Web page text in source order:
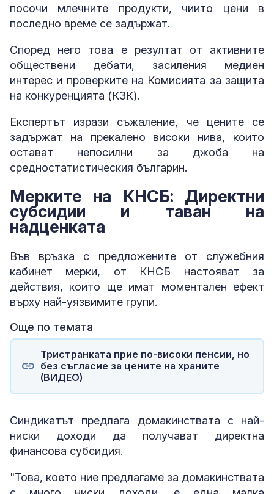
посочи млечните продукти, чиито цени в
последно време се задържат.
Според него това е резултат от активните
обществени дебати, засиления медиен
интерес и проверките на Комисията за защита
на конкуренцията (КЗК).
Експертът изрази съжаление, че цените се
задържат на прекалено високи нива, които
остават непосилни за джоба на
средностатистическия българин.
Мерките на КНСБ: Директни
субсидии и таван на
надценката
Във връзка с предложените от служебния
кабинет мерки, от КНСБ настояват за
действия, които ще имат моментален ефект
върху най-уязвимите групи.
Още по темата
Тристранката прие по-високи пенсии, но
без съгласие за цените на храните
(ВИДЕО)
Синдикатът предлага домакинствата с най-
ниски доходи да получават директна
финансова субсидия.
"Това, което ние предлагаме за домакинствата